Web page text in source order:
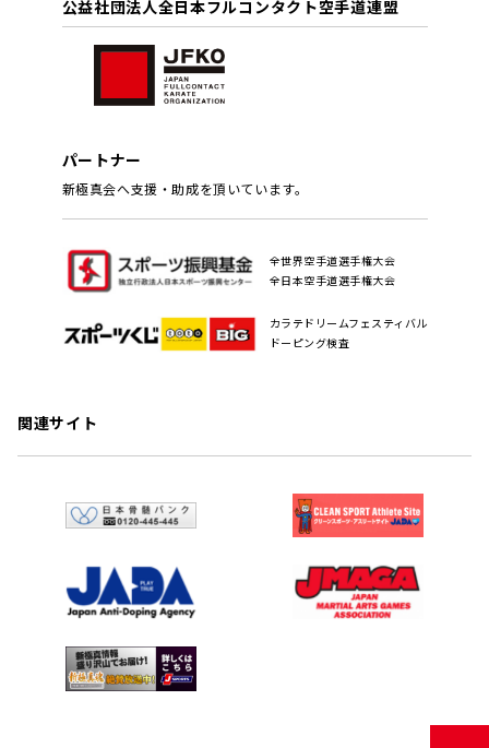
公益社団法人全日本フルコンタクト空手道連盟
パートナー
新極真会へ支援・助成を頂いています。
全世界空手道選手権大会
全日本空手道選手権大会
カラテドリームフェスティバル
ドーピング検査
関連サイト